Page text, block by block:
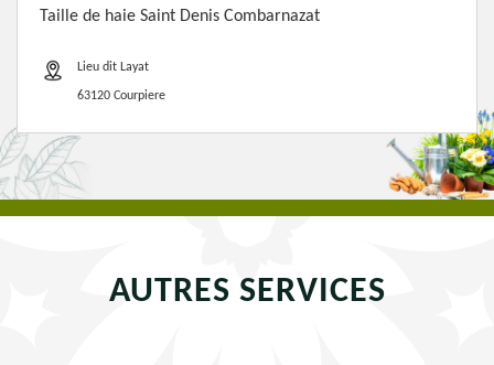
Taille de haie Saint Denis Combarnazat
Lieu dit Layat
63120 Courpiere
AUTRES SERVICES